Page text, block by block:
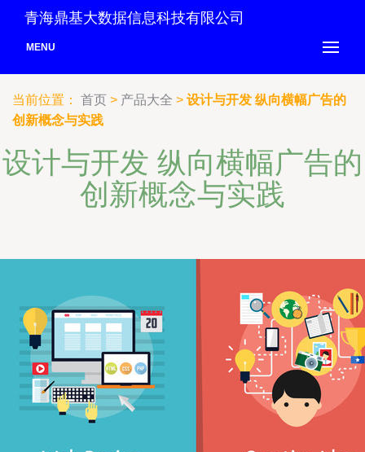
青海鼎基大数据信息科技有限公司
MENU
当前位置： 首页 > 产品大全 > 设计与开发 纵向横幅广告的
创新概念与实践
设计与开发 纵向横幅广告的
创新概念与实践